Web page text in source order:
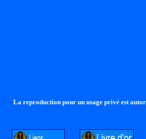
La reproduction pour un usage privé est